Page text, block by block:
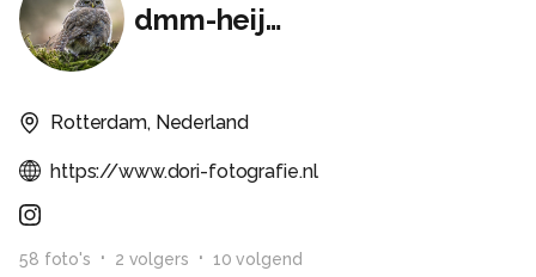
dmm-heijmans
Rotterdam, Nederland
https://www.dori-fotografie.nl
58 foto's 2 volgers 10 volgend